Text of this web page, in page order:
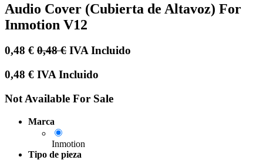
Audio Cover (Cubierta de Altavoz) For
Inmotion V12
0,48 € 0,48€ IVA Incluido
0,48 € IVA Incluido
Not Available For Sale
Marca
Inmotion
Tipo de pieza